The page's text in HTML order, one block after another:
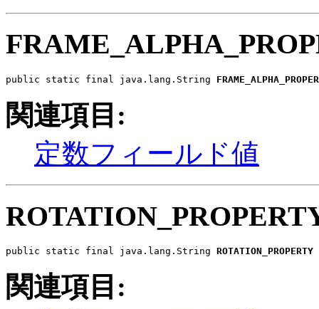
public static final java.lang.String
関連項目:
定数フィールド値
public static final java.lang.String ROTATION_PROPERTY
関連項目: